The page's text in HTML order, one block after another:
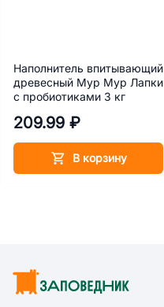
Наполнитель впитывающий
древесный Мур Мур Лапки
с пробиотиками 3 кг
209.99 ₽
В корзину